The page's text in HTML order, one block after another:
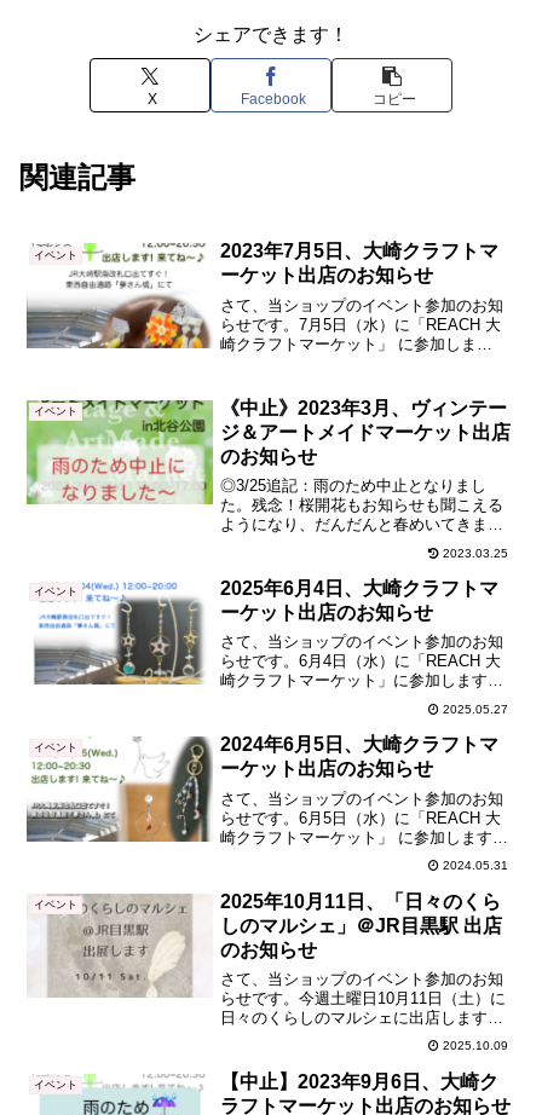
シェアできます！
X Facebook コピー
関連記事
イベント
2023年7月5日、大崎クラフトマ
ーケット出店のお知らせ
さて、当ショップのイベント参加のお知
らせです。7月5日（水）に「REACH 大
崎クラフトマーケット」 に参加しま
ゃいます。前回は初めてで勝手がわから
ないところもあった...
イベント
《中止》2023年3月、ヴィンテー
ジ＆アートメイドマーケット出店
のお知らせ
◎3/25追記：雨のため中止となりまし
た。残念！桜開花もお知らせも聞こえる
ようになり、だんだんと春めいてきまし
たね♪さて、当ショップのイベント参加の
お知らせです。2023年3月25日（土）に
渋谷区の北谷公園で開催される「ヴィン
テージ＆アート...
2023.03.25
イベント
2025年6月4日、大崎クラフトマ
ーケット出店のお知らせ
さて、当ショップのイベント参加のお知
らせです。6月4日（水）に「REACH 大
崎クラフトマーケット」に参加します！
晴れるといいなぁ〜6月に入ると梅雨も間
近なので、おうち時間を晴れやかに過ご
せるサンキャッチャーなどいかがでしょ
うか？窓際でお日...
2025.05.27
イベント
2024年6月5日、大崎クラフトマ
ーケット出店のお知らせ
さて、当ショップのイベント参加のお知
らせです。6月5日（水）に「REACH 大
崎クラフトマーケット」 に参加します！
「REACH 大崎クラフトマーケット」は
毎月第1水曜に開催なのですが、なんと先
月、先々月と雨で延期になっていまし
た！なので当...
2024.05.31
イベント
2025年10月11日、「日々のくら
しのマルシェ」＠JR目黒駅 出店
のお知らせ
さて、当ショップのイベント参加のお知
らせです。今週土曜日10月11日（土）に
日々のくらしのマルシェに出店します！
場所はなんとJR目黒駅目の前！というか
中央改札出てすぐのコンコース＆ブース
です！すごいところでやりますねぇ。屋
内なので雨が降って...
2025.10.09
イベント
【中止】2023年9月6日、大崎ク
ラフトマーケット出店のお知らせ